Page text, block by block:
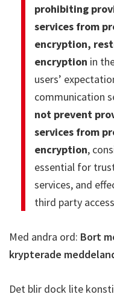
prohibiting
services from
encryption,
encryption in
users’
communication
not prevent
services from
encryption,
essential for
services, and
third party
Med andra ord: Bort
krypterade
Det blir dock lite